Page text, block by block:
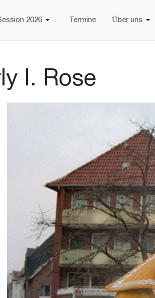
2026 Termine Über uns
I. Rose